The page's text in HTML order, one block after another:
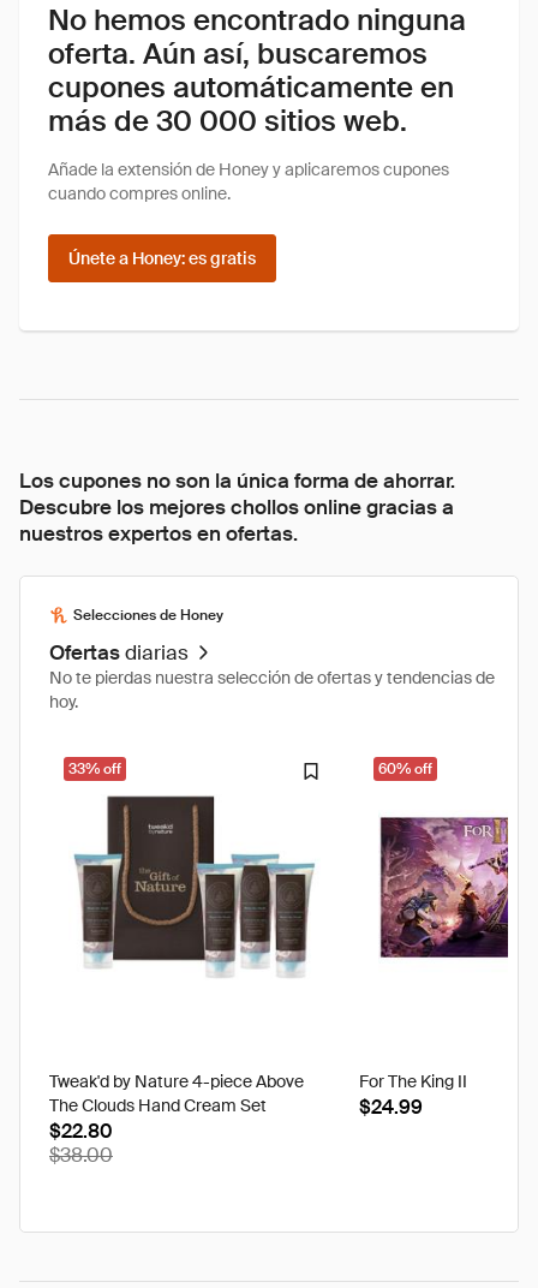
No hemos encontrado ninguna
oferta. Aún así, buscaremos
cupones automáticamente en
más de 30 000 sitios web.
Añade la extensión de Honey y aplicaremos cupones
cuando compres online.
Únete a Honey: es gratis
Los cupones no son la única forma de ahorrar.
Descubre los mejores chollos online gracias a
nuestros expertos en ofertas.
Selecciones de Honey
Ofertasdiarias
No te pierdas nuestra selección de ofertas y tendencias de
hoy.
33% off
Tweak'd by Nature 4-piece Above
The Clouds Hand Cream Set
$22.80
$38.00
60% off
For The King II
$24.99